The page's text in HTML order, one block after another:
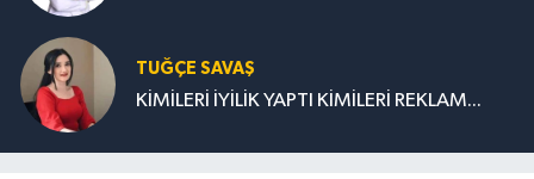
TUĞÇE SAVAŞ
KİMİLERİ İYİLİK YAPTI KİMİLERİ REKLAM...